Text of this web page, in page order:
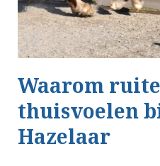
Waarom
thuisvoelen
Hazelaar